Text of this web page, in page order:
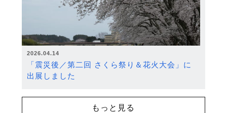
2026.04.14
「震災後／第二回 さくら祭り＆花火大会」に
出展しました
もっと見る